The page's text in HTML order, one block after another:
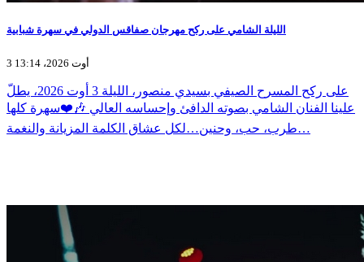
الليلة الشامي على ركح مهرجان صفاقس الدولي في سهرة شبابية
3 أوت 2026، 13:14
على ركح المسرح الصيفي بسيدي منصور، الليلة 3 أوت 2026، يطلّ
علينا الفنان الشامي بصوته الدافئ وإحساسه العالي 🎶❤️سهرة كلها
طرب، حب، وحنين…لكل عشاق الكلمة المزيانة والنغمة…